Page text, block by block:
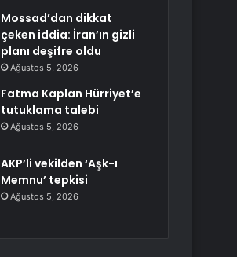
Mossad’dan dikkat
çeken iddia: İran’ın gizli
planı deşifre oldu
Ağustos 5, 2026
Fatma Kaplan Hürriyet’e
tutuklama talebi
Ağustos 5, 2026
AKP’li vekilden ‘Aşk-ı
Memnu’ tepkisi
Ağustos 5, 2026